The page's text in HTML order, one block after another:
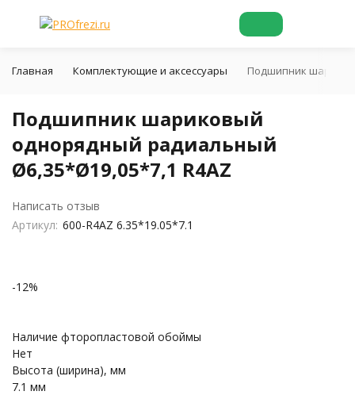
Главная Комплектующие и аксессуары Подшипник
Подшипник шариковый
однорядный радиальный
Ø6,35*Ø19,05*7,1 R4AZ
Написать отзыв
Артикул: 600-R4AZ 6.35*19.05*7.1
-12%
Наличие фторопластовой обоймы
Нет
Высота (ширина), мм
7.1 мм